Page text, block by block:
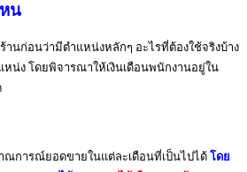
น
านก่อนว่ามีตำแหน่งหลักๆ อะไรที่ต้องใช้จริงบ้าง
หน่ง โดยพิจารณาให้เงินเดือนพนักงานอยู่ใน
ณการณ์ยอดขายในแต่ละเดือนที่เป็นไปได้ โดย